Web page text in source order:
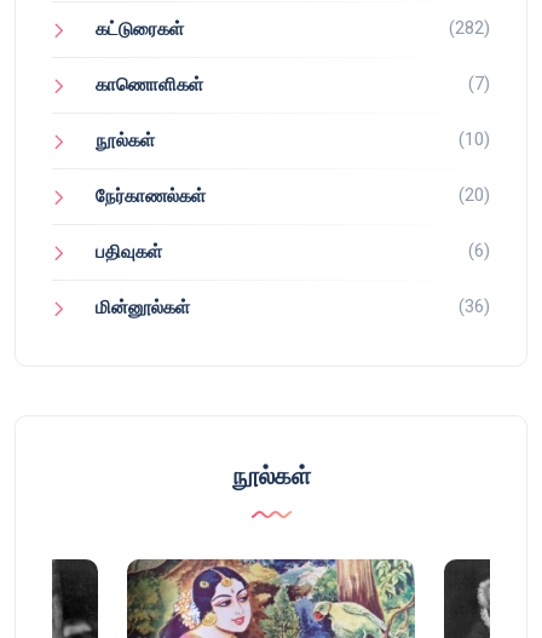
கட்டுரைகள் (282)
காணொளிகள் (7)
நூல்கள் (10)
நேர்காணல்கள் (20)
பதிவுகள் (6)
மின்னூல்கள் (36)
நூல்கள்